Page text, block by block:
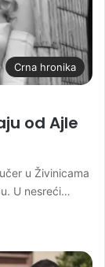
Crna hronika
od Ajle
u Živinicama
U nesreći…